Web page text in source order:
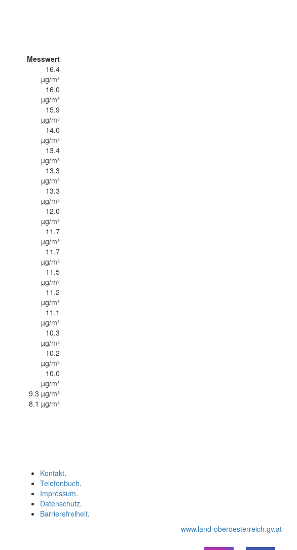
Messwert
16.4
µg/m³
16.0
µg/m³
15.9
µg/m³
14.0
µg/m³
13.4
µg/m³
13.3
µg/m³
13.3
µg/m³
12.0
µg/m³
11.7
µg/m³
11.7
µg/m³
11.5
µg/m³
11.2
µg/m³
11.1
µg/m³
10.3
µg/m³
10.2
µg/m³
10.0
µg/m³
9.3 µg/m³
8.1 µg/m³
Kontakt.
Telefonbuch.
Impressum.
Datenschutz.
Barrierefreiheit.
www.land-oberoesterreich.gv.at